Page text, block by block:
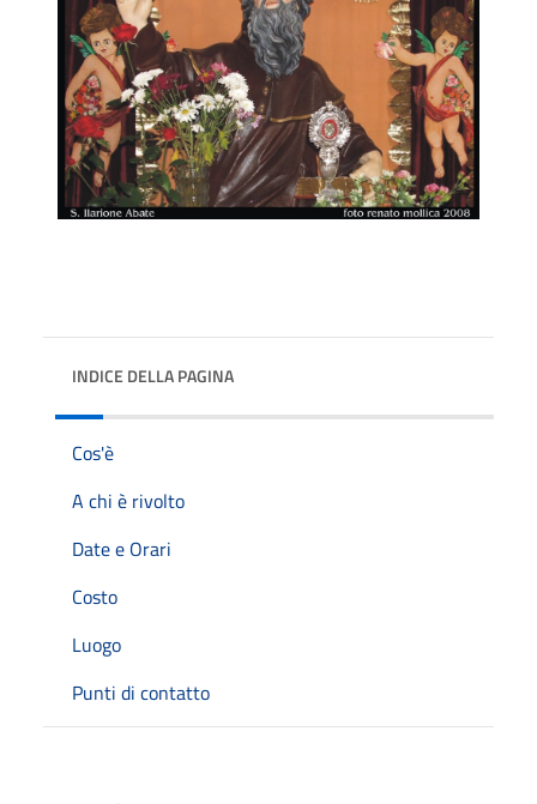
INDICE DELLA PAGINA
Cos'è
A chi è rivolto
Date e Orari
Costo
Luogo
Punti di contatto